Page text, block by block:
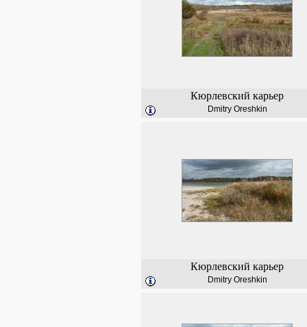
Кюрлевский карьер
Dmitry Oreshkin
Кюрлевский карьер
Dmitry Oreshkin